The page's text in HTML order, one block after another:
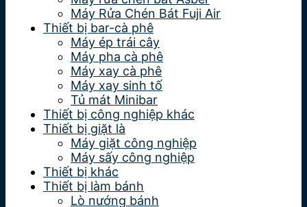
Máy Rửa Chén Bát Fuji Air
Thiết bị bar-cà phê
Máy ép trái cây
Máy pha cà phê
Máy xay cà phê
Máy xay sinh tố
Tủ mát Minibar
Thiết bị công nghiệp khác
Thiết bị giặt là
Máy giặt công nghiệp
Máy sấy công nghiệp
Thiết bị khác
Thiết bị làm bánh
Lò nướng bánh